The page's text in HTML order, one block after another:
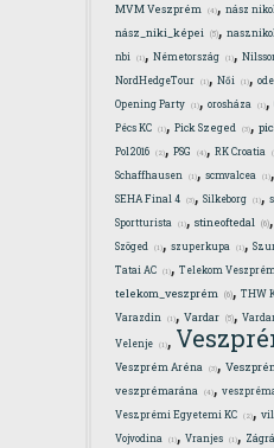
MVM Veszprém (4), nász
nász_niki_képei (5),
nbi (1), Németország (1),
NordHedgeTour (1), Női (1),
Opening Party (1), orosháza (1),
Pécs KC (1), Pick Szeged (3),
Pol2016 (2), PSG (4), RK Croatia
Schaffhausen (1), scmvalcea (1),
SEHA Final 4 (3), Silkeborg (1),
Sportturista (1), stineoftedal (6),
Szöged (1), szuperkupa (1),
Tatai AC (1), Telekom Veszprém
telekom_veszprém (6), THW
Varazdin (1), Vardar (5),
Velenje (1),
Veszprém Aréna (3),
veszprémarána (4),
Veszprémi Egyetemi KC (2),
Vojvodina (1), Vranjes (1),